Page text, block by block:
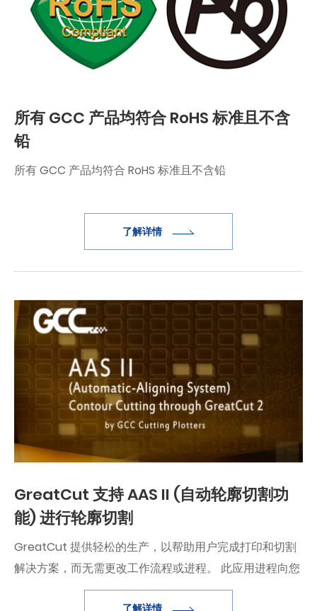
所有 GCC 产品均符合 RoHS 标准且不含
铅
所有 GCC 产品均符合 RoHS 标准且不含铅
了解详情
GreatCut 支持 AAS II (自动轮廓切割功
能) 进行轮廓切割
GreatCut 提供轻松的生产，以帮助用户完成打印和切割
解决方案，而无需更改工作流程或进程。 此应用进程向您
展示了通过 GreatCut 应用轮廓切割功能的步骤。